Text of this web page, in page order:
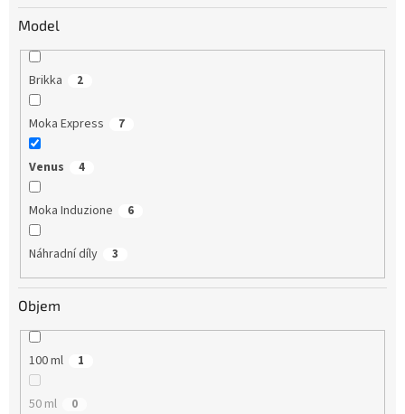
Model
Brikka 2
Moka Express 7
Venus 4
Moka Induzione 6
Náhradní díly 3
Objem
100 ml 1
50 ml 0